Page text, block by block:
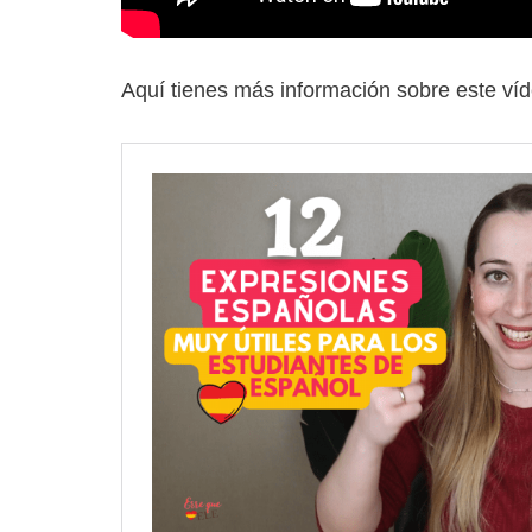
Aquí tienes más información sobre este